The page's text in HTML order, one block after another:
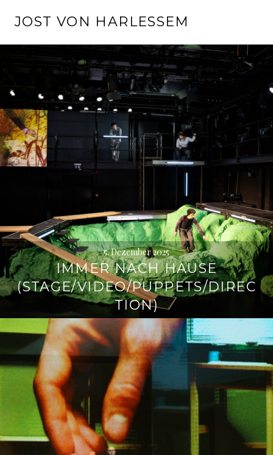
zumJOST VON HARLESSEM
5. Dezember 2025
IMMER NACH HAUSE
(STAGE/VIDEO/PUPPETS/DIREC
TION)